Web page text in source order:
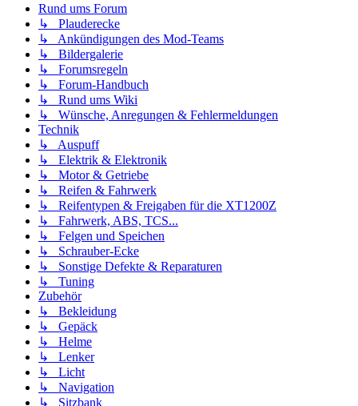
Rund ums Forum
↳ Plauderecke
↳ Ankündigungen des Mod-Teams
↳ Bildergalerie
↳ Forumsregeln
↳ Forum-Handbuch
↳ Rund ums Wiki
↳ Wünsche, Anregungen & Fehlermeldungen
Technik
↳ Auspuff
↳ Elektrik & Elektronik
↳ Motor & Getriebe
↳ Reifen & Fahrwerk
↳ Reifentypen & Freigaben für die XT1200Z
↳ Fahrwerk, ABS, TCS...
↳ Felgen und Speichen
↳ Schrauber-Ecke
↳ Sonstige Defekte & Reparaturen
↳ Tuning
Zubehör
↳ Bekleidung
↳ Gepäck
↳ Helme
↳ Lenker
↳ Licht
↳ Navigation
↳ Sitzbank